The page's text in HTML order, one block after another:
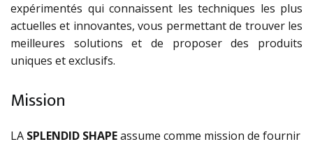
expérimentés qui connaissent les techniques les plus
actuelles et innovantes, vous permettant de trouver les
meilleures solutions et de proposer des produits
uniques et exclusifs.
Mission
LA SPLENDID SHAPEassume comme mission de fournir